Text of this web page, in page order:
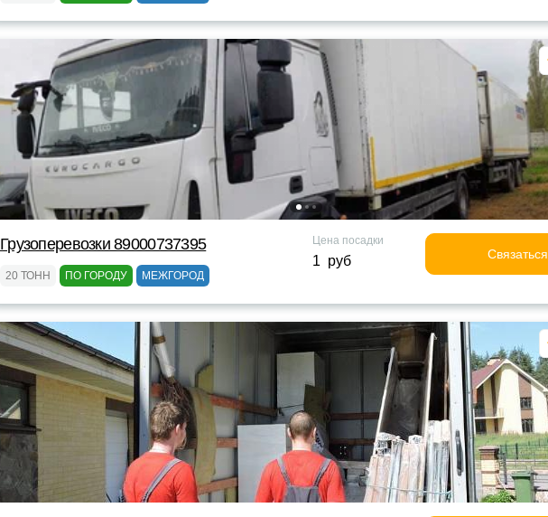
Грузоперевозки 89000737395
20 ТОНН ПО ГОРОДУ МЕЖГОРОД
Цена посадки
1 руб Связаться